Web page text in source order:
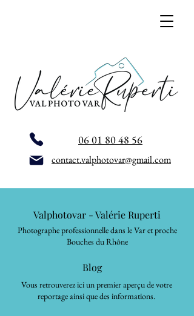
06 01 80 48 56
contact.valphotovar@gmail.com
Valphotovar - Valérie Ruperti
Photographe professionnelle dans le Var et proche
Bouches du Rhône
Blog
Vous retrouverez ici un premier aperçu de votre
reportage ainsi que des informations.